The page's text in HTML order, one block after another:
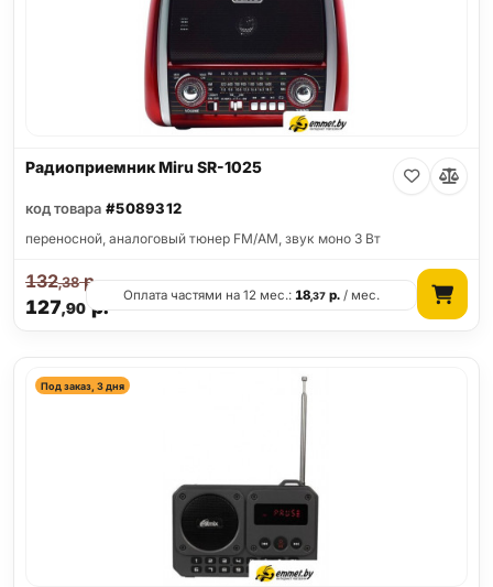
Радиоприемник Miru SR-1025
код товара #5089312
переносной, аналоговый тюнер FM/AM, звук моно 3 Вт
127,90р.
132,38р.
Оплата частями на 12 мес.:18,37 р. / мес.
Под заказ, 3 дня